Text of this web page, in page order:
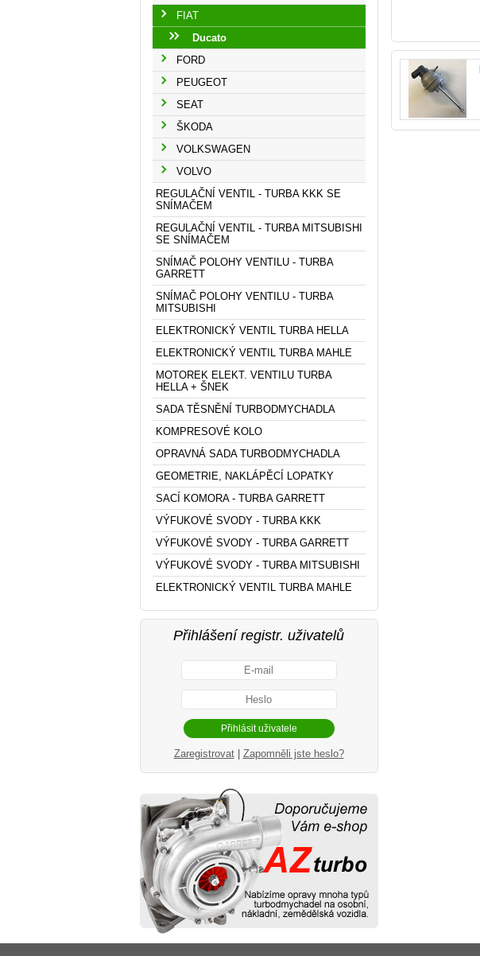
FIAT
Ducato
FORD
PEUGEOT
SEAT
ŠKODA
VOLKSWAGEN
VOLVO
REGULAČNÍ VENTIL - TURBA KKK SE
SNÍMAČEM
REGULAČNÍ VENTIL - TURBA MITSUBISHI
SE SNÍMAČEM
SNÍMAČ POLOHY VENTILU - TURBA
GARRETT
SNÍMAČ POLOHY VENTILU - TURBA
MITSUBISHI
ELEKTRONICKÝ VENTIL TURBA HELLA
ELEKTRONICKÝ VENTIL TURBA MAHLE
MOTOREK ELEKT. VENTILU TURBA
HELLA + ŠNEK
SADA TĚSNĚNÍ TURBODMYCHADLA
KOMPRESOVÉ KOLO
OPRAVNÁ SADA TURBODMYCHADLA
GEOMETRIE, NAKLÁPĚCÍ LOPATKY
SACÍ KOMORA - TURBA GARRETT
VÝFUKOVÉ SVODY - TURBA KKK
VÝFUKOVÉ SVODY - TURBA GARRETT
VÝFUKOVÉ SVODY - TURBA MITSUBISHI
ELEKTRONICKÝ VENTIL TURBA MAHLE
Přihlášení registr. uživatelů
Zaregistrovat| Zapomněli jste heslo?